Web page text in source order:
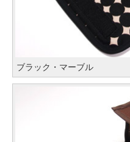
ブラック・マーブル